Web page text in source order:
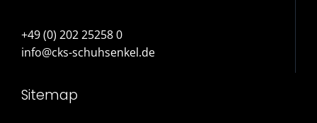
+49 (0) 202 25258 0
info@cks-schuhsenkel.de
Sitemap